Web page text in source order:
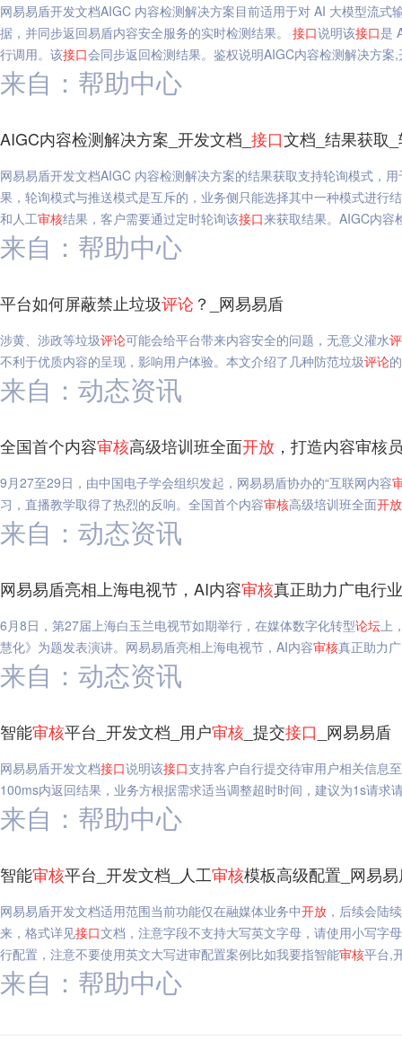
网易易盾开发文档AIGC 内容检测解决方案目前适用于对 AI 大模型流式
据，并同步返回易盾内容安全服务的实时检测结果。 接口说明该接口是
行调用。该接口会同步返回检测结果。鉴权说明AIGC内容检测解决方案
来自：帮助中心
AIGC内容检测解决方案_开发文档_ 接口文档_结果获取
网易易盾开发文档AIGC 内容检测解决方案的结果获取支持轮询模式，
果，轮询模式与推送模式是互斥的，业务侧只能选择其中一种模式进行
和人工审核结果，客户需要通过定时轮询该接口来获取结果。AIGC内容
来自：帮助中心
平台如何屏蔽禁止垃圾评论 ？_网易易盾
涉黄、涉政等垃圾评论可能会给平台带来内容安全的问题，无意义灌水
不利于优质内容的呈现，影响用户体验。本文介绍了几种防范垃圾评论
来自：动态资讯
全国首个内容审核高级培训班全面开放 ，打造内容审核
9月27至29日，由中国电子学会组织发起，网易易盾协办的“互联网内容
习，直播教学取得了热烈的反响。全国首个内容审核高级培训班全面开放
来自：动态资讯
网易易盾亮相上海电视节，AI内容审核真正助力广电行
6月8日，第27届上海白玉兰电视节如期举行，在媒体数字化转型论坛上
慧化》为题发表演讲。网易易盾亮相上海电视节，AI内容审核真正助力
来自：动态资讯
智能审核平台_开发文档_用户审核 _提交接口 _网易易盾
网易易盾开发文档接口说明该接口支持客户自行提交待审用户相关信息
100ms内返回结果，业务方根据需求适当调整超时时间，建议为1s请求
来自：帮助中心
智能审核平台_开发文档_人工审核模板高级配置_网易
网易易盾开发文档适用范围当前功能仅在融媒体业务中开放 ，后续会陆
来，格式详见接口文档，注意字段不支持大写英文字母，请使用小写字
行配置，注意不要使用英文大写进审配置案例比如我要指智能审核平台,
来自：帮助中心